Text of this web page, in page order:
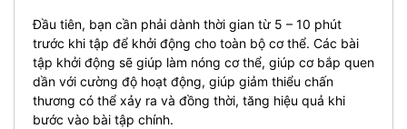
Đầu tiên, bạn cần phải dành thời gian từ 5 – 10 phút
trước khi tập để khởi động cho toàn bộ cơ thể. Các bài
tập khởi động sẽ giúp làm nóng cơ thể, giúp cơ bắp quen
dần với cường độ hoạt động, giúp giảm thiểu chấn
thương có thể xảy ra và đồng thời, tăng hiệu quả khi
bước vào bài tập chính.